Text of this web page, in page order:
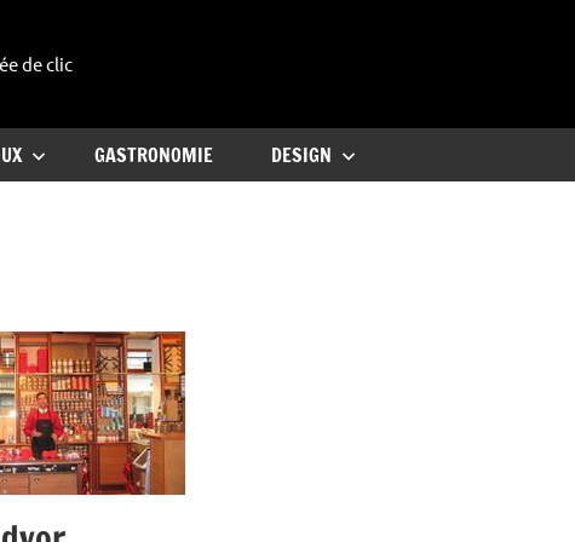
de clic
GASTRONOMIE DESIGN